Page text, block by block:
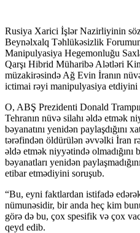
Rusiya Xarici İşlər Nazirliyinin
Beynəlxalq Təhlükəsizlik
Manipulyasiya Hegemonluğu
Qarşı Hibrid Müharibə Alətləri
müzakirəsində Ağ Evin İranın
ictimai rəyi manipulyasiya
O, ABŞ Prezidenti Donald
Tehranın nüvə silahı əldə etmək
bəyanatını yenidən paylaşdığını
tərəfindən öldürülən əvvəlki İran
əldə etmək niyyətində
bəyanatları yenidən
etibar etmədiyini soruşub.
“Bu, eyni faktlardan istifadə
nümunəsidir, bir anda heç kim
görə də bu, çox spesifik və çox
qeyd edib.